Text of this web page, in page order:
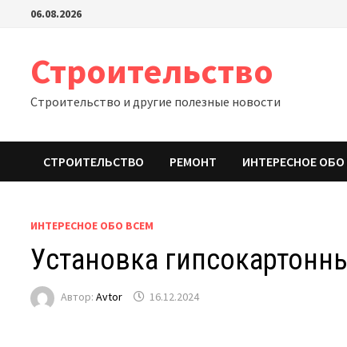
Перейти06.08.2026
Строительство
Строительство и другие полезные новости
СТРОИТЕЛЬСТВО РЕМОНТ ИНТЕРЕСНОЕ ОБО
ИНТЕРЕСНОЕ ОБО ВСЕМ
Установка
Автор:Avtor 16.12.2024